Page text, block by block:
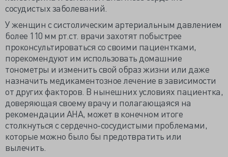
сосудистых заболеваний.
У женщин с систолическим артериальным давлением
более 110 мм рт.ст. врачи захотят побыстрее
проконсультироваться со своими пациентками,
порекомендуют им использовать домашние
тонометры и изменить свой образ жизни или даже
назначить медикаментозное лечение в зависимости
от других факторов. В нынешних условиях пациентка,
доверяющая своему врачу и полагающаяся на
рекомендации AHA, может в конечном итоге
столкнуться с сердечно-сосудистыми проблемами,
которые можно было бы предотвратить или
вылечить.